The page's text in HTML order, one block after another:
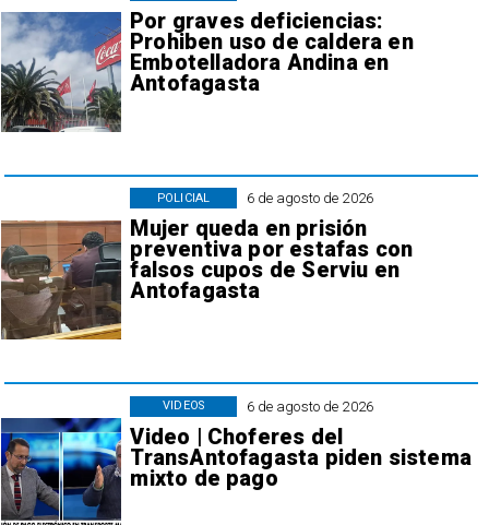
Por graves deficiencias:
Prohiben uso de caldera en
Embotelladora Andina en
Antofagasta
6 de agosto de 2026
Mujer queda en prisión
preventiva por estafas con
falsos cupos de Serviu en
Antofagasta
POLICIAL
6 de agosto de 2026
Video | Choferes del
TransAntofagasta piden sistema
mixto de pago
VIDEOS